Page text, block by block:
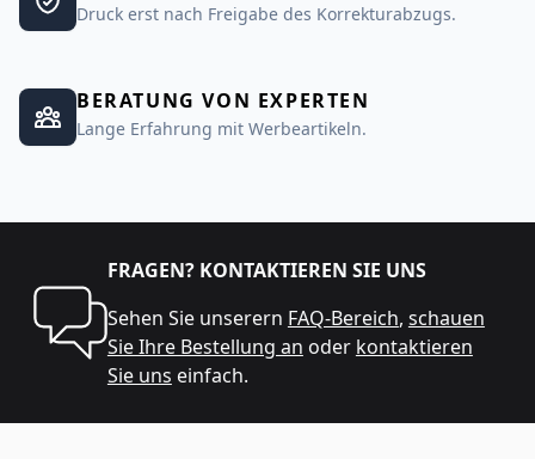
Druck erst nach Freigabe des Korrekturabzugs.
BERATUNG VON EXPERTEN
Lange Erfahrung mit Werbeartikeln.
FRAGEN? KONTAKTIEREN SIE UNS
Sehen Sie unserern FAQ-Bereich, schauen
Sie Ihre Bestellung an oder kontaktieren
Sie uns einfach.